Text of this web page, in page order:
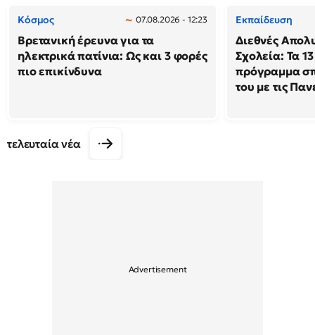
Κόσμος 07.08.2026 - 12:23
Βρετανική έρευνα για τα
ηλεκτρικά πατίνια: Ως και 3 φορές
πιο επικίνδυνα
Εκπαίδευση
Διεθνές
Σχολεία: Τα
πρόγραμμα
του με τις
τελευταία νέα